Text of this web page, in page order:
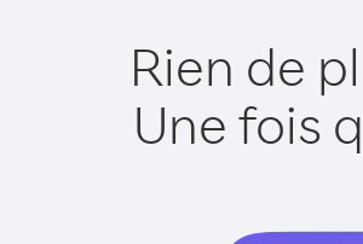
Rien de
Une fois